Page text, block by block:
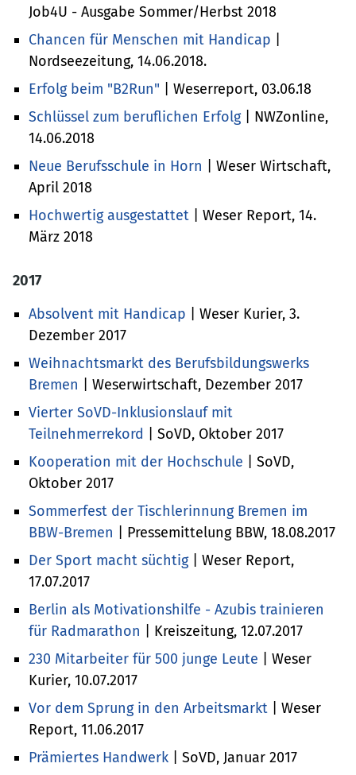
Job4U - Ausgabe Sommer/Herbst 2018
Chancen für Menschen mit Handicap
Nordseezeitung, 14.06.2018.
Erfolg beim "B2Run" | Weserreport, 03.06.18
Schlüssel zum beruflichen Erfolg| NWZonline,
14.06.2018
Neue Berufsschule in Horn | Weser Wirtschaft,
April 2018
Hochwertig ausgestattet | Weser Report, 14.
März 2018
2017
Absolvent mit Handicap | Weser Kurier, 3.
Dezember 2017
Weihnachtsmarkt des Berufsbildungswerks
Bremen | Weserwirtschaft, Dezember 2017
Vierter SoVD-Inklusionslauf mit
Teilnehmerrekord | SoVD, Oktober 2017
Kooperation mit der Hochschule | SoVD,
Oktober 2017
Sommerfest der Tischlerinnung Bremen im
BBW-Bremen | Pressemittelung BBW, 18.08.2017
Der Sport macht süchtig| Weser Report,
17.07.2017
Berlin als Motivationshilfe - Azubis trainieren
für Radmarathon | Kreiszeitung, 12.07.2017
230 Mitarbeiter für 500 junge Leute | Weser
Kurier, 10.07.2017
Vor dem Sprung in den Arbeitsmarkt | Weser
Report, 11.06.2017
Prämiertes Handwerk | SoVD, Januar 2017